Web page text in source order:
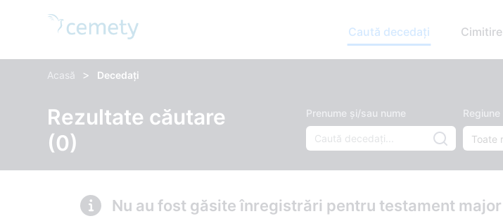
Caută decedați Cimitire
Acasă > Decedați
Rezultate căutare
(0)
Prenume și/sau nume Regiune
Nu au fost găsite înregistrări pentru testament major